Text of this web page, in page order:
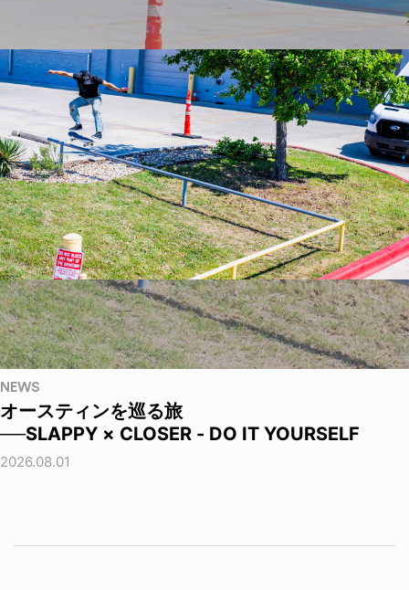
NEWS
オースティンを巡る旅
──SLAPPY × CLOSER - DO IT YOURSELF
2026.08.01